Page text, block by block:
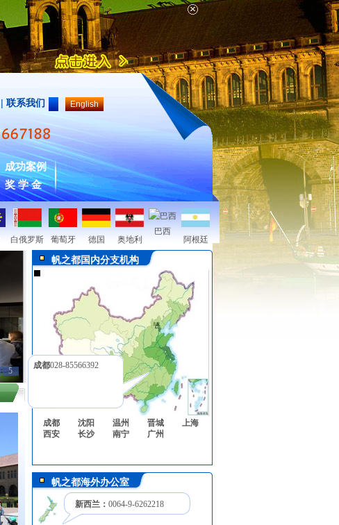
| 联系我们 English
成功案例
奖 学 金
白俄罗斯 葡萄牙 德国 奥地利
巴西
阿根廷
5
帆之都国内分支机构
成都028-85566392
成都 沈阳 温州 晋城
上海
西安
长沙 南宁 广州
帆之都海外办公室
新西兰： 0064-9-6262218